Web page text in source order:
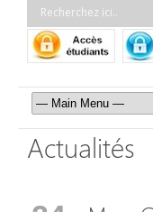
Actualités